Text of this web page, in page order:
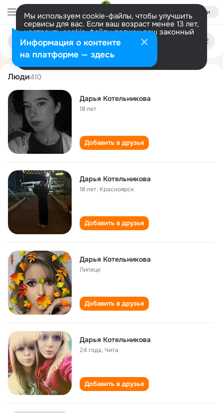
Войти
Мы используем cookie-файлы, чтобы улучшить
сервисы для вас. Если ваш возраст менее 13 лет,
настроить cookie-файлы должен ваш законный
представитель. Больше информации
Разрешить все Настроить
Поиск
людям
darya kotelnikova
Люди410
Дарья Котельникова
18 лет
Добавить в друзья
Дарья Котельникова
18 лет, Красноярск
Добавить в друзья
Дарья Котельникова
Липецк
Добавить в друзья
Дарья Котельникова
24 года,Чита
Добавить в друзья
Информация о контенте
на платформе — здесь